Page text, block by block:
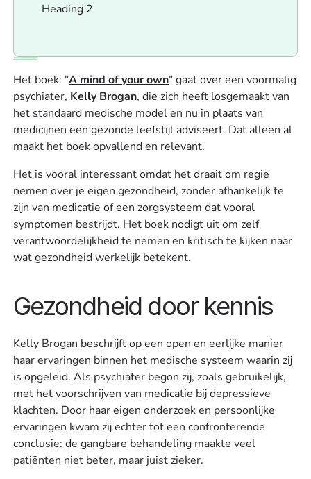
Heading 2
Het boek: "A mind of your own" gaat over een voormalig
psychiater, Kelly Brogan, die zich heeft losgemaakt van
het standaard medische model en nu in plaats van
medicijnen een gezonde leefstijl adviseert. Dat alleen al
maakt het boek opvallend en relevant.
Het is vooral interessant omdat het draait om regie
nemen over je eigen gezondheid, zonder afhankelijk te
zijn van medicatie of een zorgsysteem dat vooral
symptomen bestrijdt. Het boek nodigt uit om zelf
verantwoordelijkheid te nemen en kritisch te kijken naar
wat gezondheid werkelijk betekent.
Gezondheid door kennis
Kelly Brogan beschrijft op een open en eerlijke manier
haar ervaringen binnen het medische systeem waarin zij
is opgeleid. Als psychiater begon zij, zoals gebruikelijk,
met het voorschrijven van medicatie bij depressieve
klachten. Door haar eigen onderzoek en persoonlijke
ervaringen kwam zij echter tot een confronterende
conclusie: de gangbare behandeling maakte veel
patiënten niet beter, maar juist zieker.